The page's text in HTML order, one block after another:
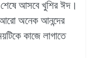
আসবে খুশির ঈদ।
অনেক আনন্দের
কাজে লাগাতে